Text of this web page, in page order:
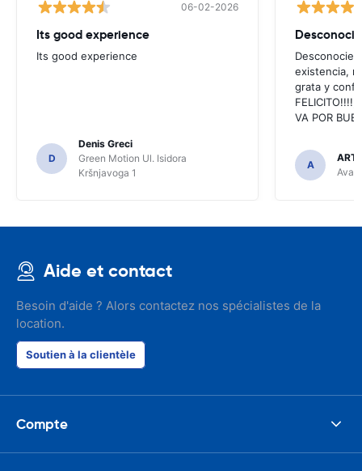
06-02-2026
Its good experience
Its good experience
D
Denis Greci
Green Motion Ul. Isidora
Kršnjavoga 1
existencia,
grata y
FELICITO!!!!,
VA POR
A
Aide et contact
Besoin d'aide ? Alors contactez nos spécialistes de la
location.
Soutien à la clientèle
Compte